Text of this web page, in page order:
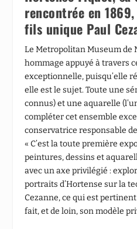
rencontrée en
fils unique Paul
Le Metropolitan Museum de
hommage appuyé à travers
exceptionnelle, puisqu’elle
elle est le sujet. Toute une
connus) et une aquarelle
compléter cet ensemble
conservatrice responsable
« C’est la toute première
peintures, dessins et
avec un axe privilégié :
portraits d’Hortense sur la
Cezanne, ce qui est
fait, et de loin, son modèle